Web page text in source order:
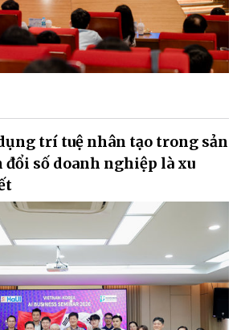
trí tuệ nhân tạo trong sản
đổi số doanh nghiệp là xu